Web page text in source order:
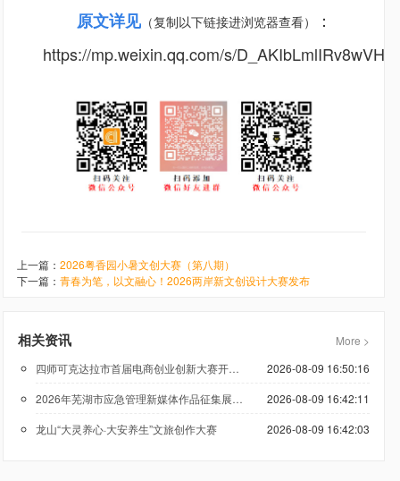
原文详见 （复制以下链接进浏览器查看） ：
https://mp.weixin.qq.com/s/
上一篇： 2026粤香园小暑文创大赛（第八期）
下一篇： 青春为笔，以文融心！2026两岸新文创设计大赛发布
相关资讯
More >
四师可克达拉市首届电商创业创新大赛开赛在即，主题标识宣传口号由你来定
2026-08-09 16:50:16
2026年芜湖市应急管理新媒体作品征集展播活动正式启动
2026-08-09 16:42:11
龙山“大灵养心·大安养生”文旅创作大赛
2026-08-09 16:42:03